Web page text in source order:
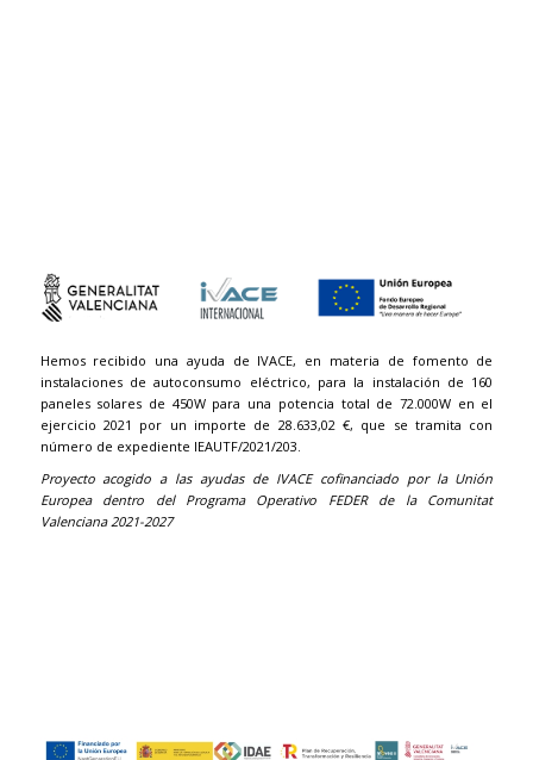
Hemos recibido una ayuda de IVACE, en materia de fomento de
instalaciones de autoconsumo eléctrico, para la instalación de 160
paneles solares de 450W para una potencia total de 72.000W en el
ejercicio 2021 por un importe de 28.633,02 €, que se tramita con
número de expediente IEAUTF/2021/203.
Proyecto acogido a las ayudas de IVACE cofinanciado por la Unión
Europea dentro del Programa Operativo FEDER de la Comunitat
Valenciana 2021-2027